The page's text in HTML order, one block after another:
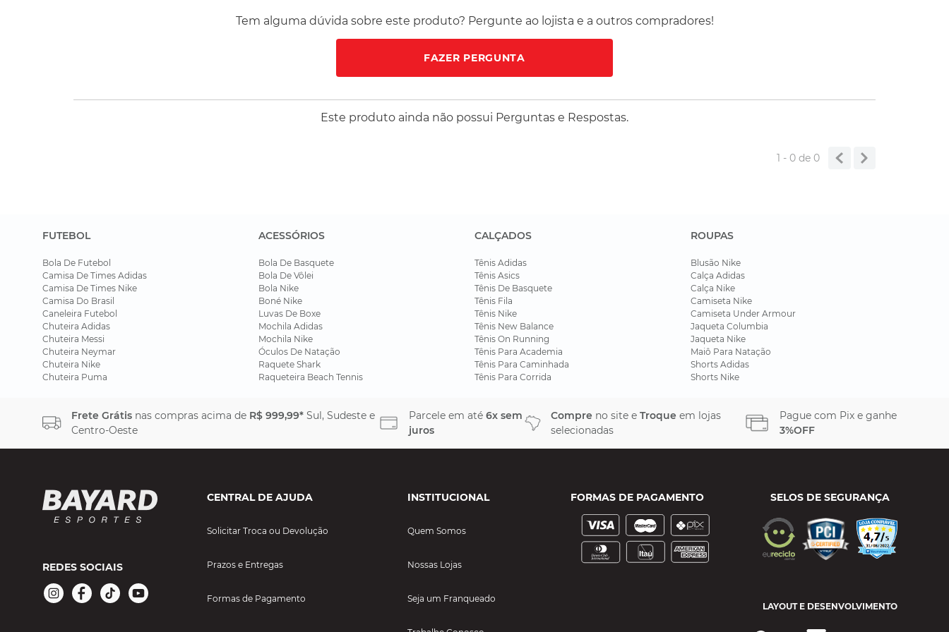
Tem alguma dúvida sobre este produto? Pergunte ao lojista e a outros compradores!
FAZER PERGUNTA
Este produto ainda não possui Perguntas e Respostas.
1 - 0de 0
FUTEBOL
Bola De Futebol
Camisa De Times Adidas
Camisa De Times Nike
Camisa Do Brasil
Caneleira Futebol
Chuteira Adidas
Chuteira Messi
Chuteira Neymar
Chuteira Nike
Chuteira Puma
ACESSÓRIOS
Bola De Basquete
Bola De Vôlei
Bola Nike
Boné Nike
Luvas De Boxe
Mochila Adidas
Mochila Nike
Óculos De Natação
Raquete Shark
Raqueteira Beach Tennis
CALÇADOS
Tênis Adidas
Tênis Asics
Tênis De Basquete
Tênis Fila
Tênis Nike
Tênis New Balance
Tênis On Running
Tênis Para Academia
Tênis Para Caminhada
Tênis Para Corrida
ROUPAS
Blusão Nike
Calça Adidas
Calça Nike
Camiseta Nike
Camiseta Under Armour
Jaqueta Columbia
Jaqueta Nike
Maiô Para Natação
Shorts Adidas
Shorts Nike
Frete Grátis nas compras acima de R$ 999,99* Sul, Sudeste e
Centro-Oeste
Parcele em até 6x sem
juros
Compre no site e Troque em lojas
selecionadas
Pague com Pix e ganhe
3%OFF
REDES SOCIAIS
CENTRAL DE AJUDA
Solicitar Troca ou Devolução
Prazos e Entregas
Formas de Pagamento
INSTITUCIONAL
Quem Somos
Nossas Lojas
Seja um Franqueado
FORMAS DE PAGAMENTO SELOS DE SEGURANÇA
LAYOUT E DESENVOLVIMENTO